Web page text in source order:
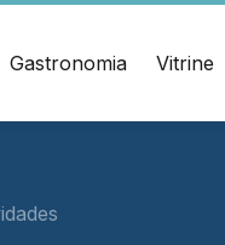
Gastronomia Vitrine
3348-4609